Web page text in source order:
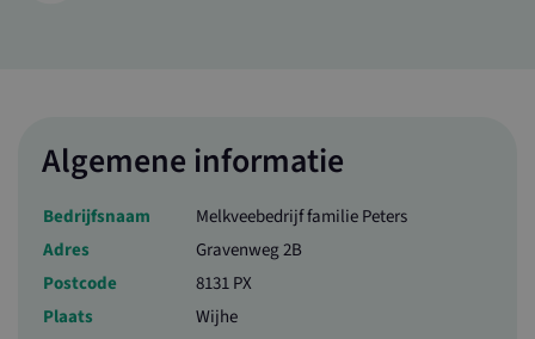
Algemene informatie
Bedrijfsnaam
Melkveebedrijf familie Peters
Adres
Gravenweg 2B
Postcode
8131 PX
Plaats
Wijhe